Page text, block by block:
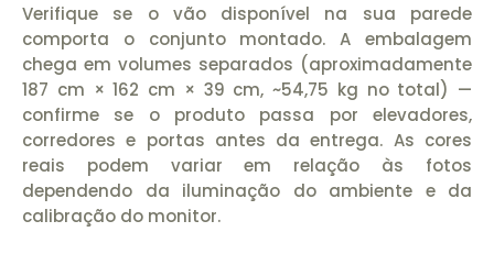
Verifique se o vão disponível na sua parede
comporta o conjunto montado. A embalagem
chega em volumes separados (aproximadamente
187 cm × 162 cm × 39 cm, ~54,75 kg no total) —
confirme se o produto passa por elevadores,
corredores e portas antes da entrega. As cores
reais podem variar em relação às fotos
dependendo da iluminação do ambiente e da
calibração do monitor.